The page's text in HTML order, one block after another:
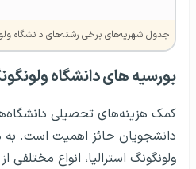
جدول شهریه‌های برخی رشته‌های دانشگاه
بورسیه های دانشگاه
کمک هزینه‌های تحصیلی
دانشجویان حائز اهمیت است.
ولونگونگ استرالیا، انواع مختلفی